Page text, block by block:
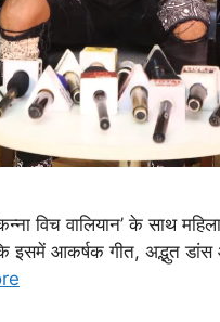
विच वालियान’ के साथ
इसमें आकर्षक गीत, अद्भुत